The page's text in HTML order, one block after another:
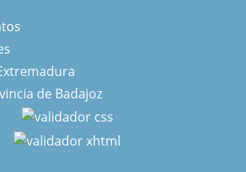
de Badajoz